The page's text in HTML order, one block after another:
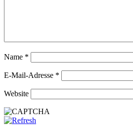
Name *
E-Mail-Adresse *
Website